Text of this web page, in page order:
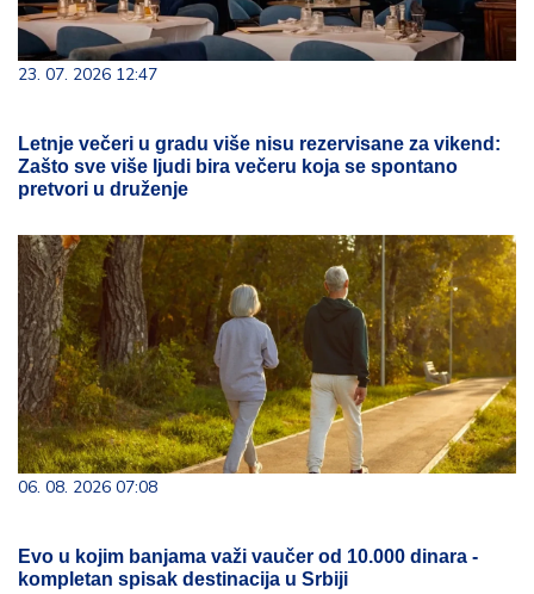
23. 07. 2026 12:47
Letnje večeri u gradu više nisu rezervisane za vikend:
Zašto sve više ljudi bira večeru koja se spontano
pretvori u druženje
06. 08. 2026 07:08
Evo u kojim banjama važi vaučer od 10.000 dinara -
kompletan spisak destinacija u Srbiji